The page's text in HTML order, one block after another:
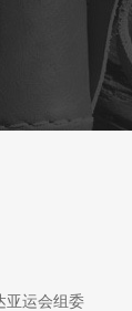
亚运会组委